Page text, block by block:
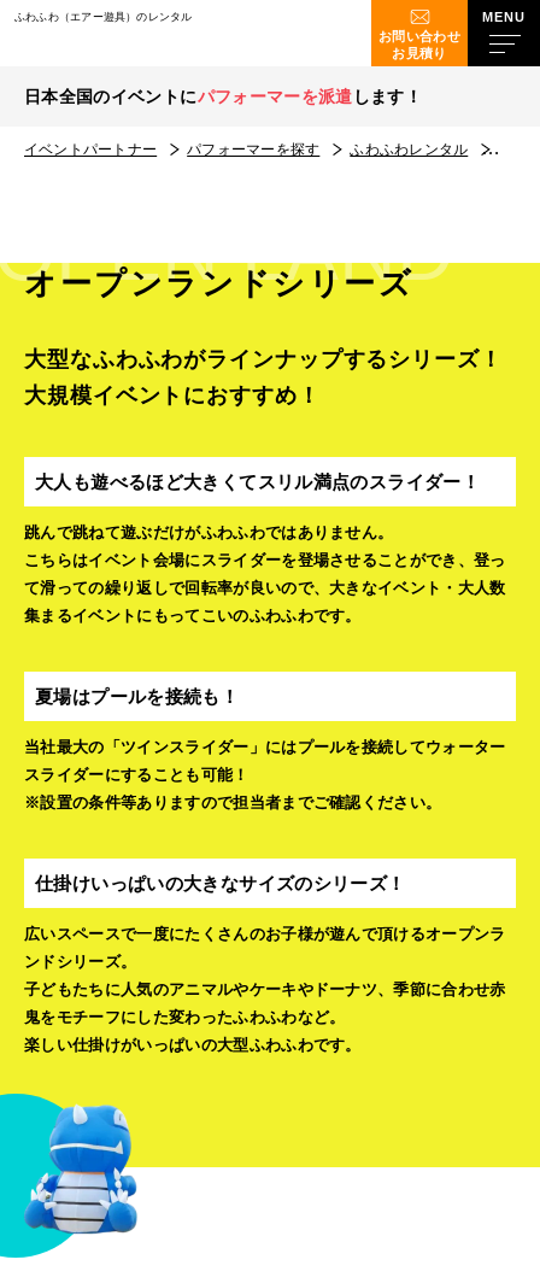
ふわふわ（エアー遊具）のレンタル
お問い合わせ
お見積り
日本全国のイベントにパフォーマーを派遣 します！
イベントパートナー パフォーマーを探す ふわふわレンタル
LAND
オープンランドシリーズ
大型なふわふわがラインナップするシリーズ！
大規模イベントにおすすめ！
大人も遊べるほど大きくてスリル満点のスライダー！
跳んで跳ねて遊ぶだけがふわふわではありません。
こちらはイベント会場にスライダーを登場させることができ、登っ
て滑っての繰り返しで回転率が良いので、大きなイベント・大人数
集まるイベントにもってこいのふわふわです。
夏場はプールを接続も！
当社最大の「ツインスライダー」にはプールを接続してウォーター
スライダーにすることも可能！
※設置の条件等ありますので担当者までご確認ください。
仕掛けいっぱいの大きなサイズのシリーズ！
広いスペースで一度にたくさんのお子様が遊んで頂けるオープンラ
ンドシリーズ。
子どもたちに人気のアニマルやケーキやドーナツ、季節に合わせ赤
鬼をモチーフにした変わったふわふわなど。
楽しい仕掛けがいっぱいの大型ふわふわです。